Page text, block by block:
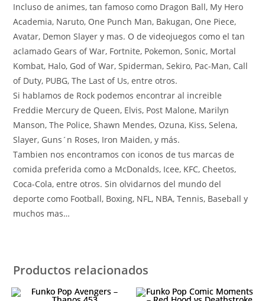
Incluso de animes, tan famoso como Dragon Ball, My Hero
Academia, Naruto, One Punch Man, Bakugan, One Piece,
Avatar, Demon Slayer y mas. O de videojuegos como el tan
aclamado Gears of War, Fortnite, Pokemon, Sonic, Mortal
Kombat, Halo, God of War, Spiderman, Sekiro, Pac-Man, Call
of Duty, PUBG, The Last of Us, entre otros.
Si hablamos de Rock podemos encontrar al increible
Freddie Mercury de Queen, Elvis, Post Malone, Marilyn
Manson, The Police, Shawn Mendes, Ozuna, Kiss, Selena,
Slayer, Guns´n Roses, Iron Maiden, y más.
Tambien nos encontramos con iconos de tus marcas de
comida preferida como a McDonalds, Icee, KFC, Cheetos,
Coca-Cola, entre otros. Sin olvidarnos del mundo del
deporte como Football, Boxing, NFL, NBA, Tennis, Baseball y
muchos mas…
Productos relacionados